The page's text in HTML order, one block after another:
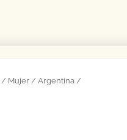
Mujer Argentina